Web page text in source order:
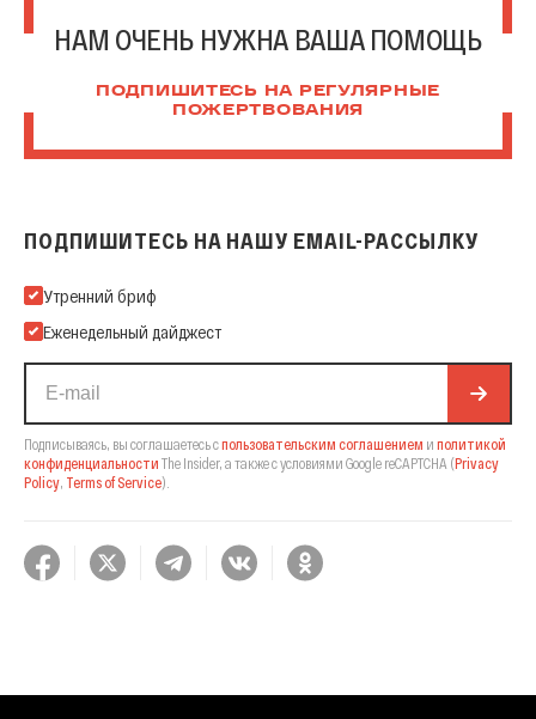
НАМ ОЧЕНЬ НУЖНА ВАША ПОМОЩЬ
ПОДПИШИТЕСЬ НА РЕГУЛЯРНЫЕ
ПОЖЕРТВОВАНИЯ
ПОДПИШИТЕСЬ НА НАШУ EMAIL-РАССЫЛКУ
Подпишитесь на нашу Email-рассылку
Утренний бриф
Еженедельный дайджест
Подписываясь, вы соглашаетесь спользовательским соглашением и политикой
конфиденциальности The Insider, а также с условиями Google reCAPTCHA (Privacy
Policy, Terms of Service).